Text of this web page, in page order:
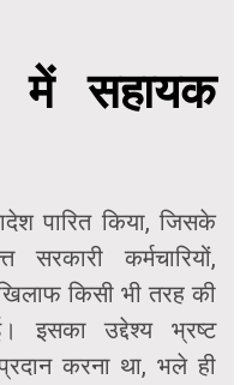
में सहायक
पारित किया, जिसके
कर्मचारियों,
किसी भी तरह की
इसका उद्देश्य भ्रष्ट
करना था, भले ही